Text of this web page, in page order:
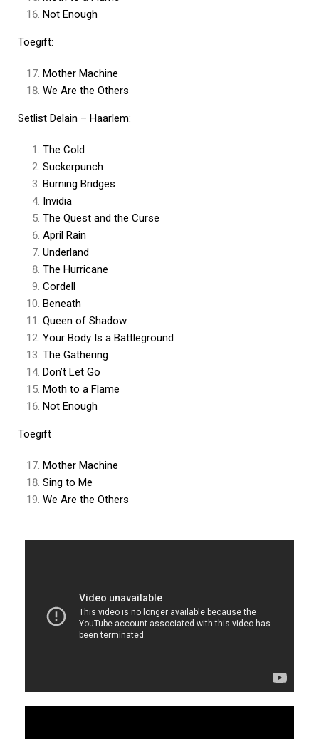
Not Enough
Toegift:
Mother Machine
We Are the Others
Setlist Delain – Haarlem:
The Cold
Suckerpunch
Burning Bridges
Invidia
The Quest and the Curse
April Rain
Underland
The Hurricane
Cordell
Beneath
Queen of Shadow
Your Body Is a Battleground
The Gathering
Don’t Let Go
Moth to a Flame
Not Enough
Toegift
Mother Machine
Sing to Me
We Are the Others